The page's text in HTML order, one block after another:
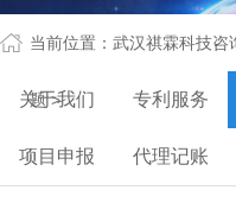
当前位置： 武汉祺霖科技咨
题>
关于我们 专利服务
项目申报 代理记账